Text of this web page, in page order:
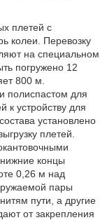
плетей с
колеи. Перевозку
на специальном
погружено 12
800 м.
полиспастом для
к устройству для
установлено
плетей.
концы
0,26 м над
пары
пути, а другие
от закрепления